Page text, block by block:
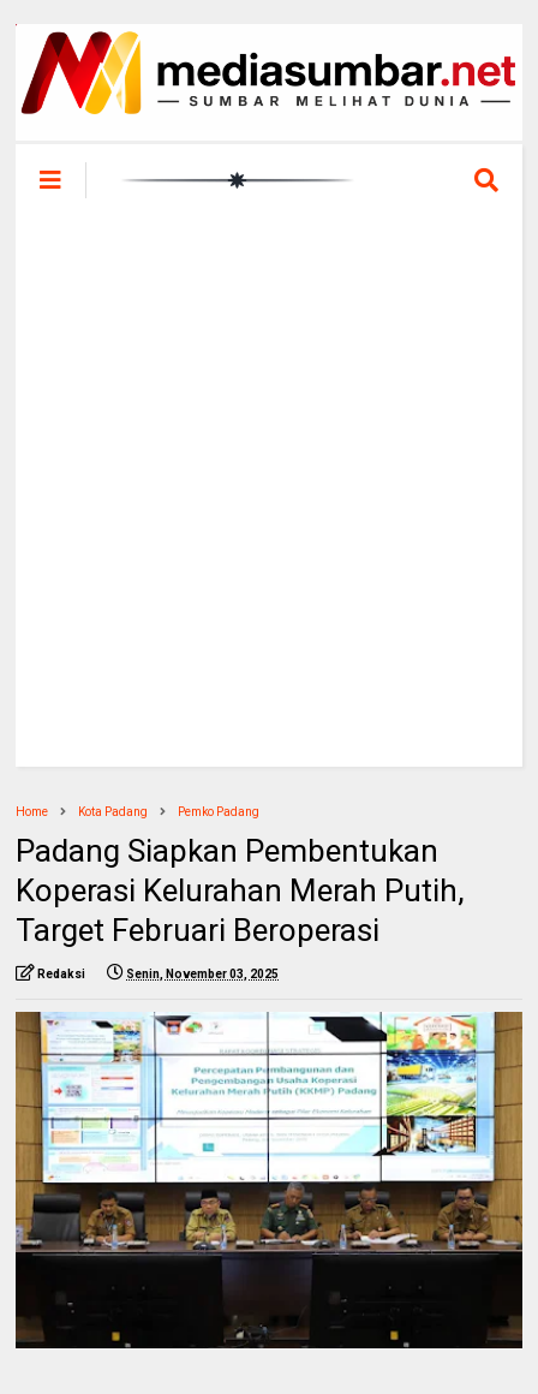
Home Kota Padang Pemko Padang
Padang Siapkan Pembentukan
Koperasi Kelurahan Merah Putih,
Target Februari Beroperasi
Redaksi Senin, November 03, 2025